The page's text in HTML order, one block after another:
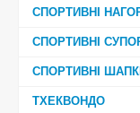
СПОРТИВНІ
СПОРТИВНІ
СПОРТИВНІ
ТХЕКВОНДО